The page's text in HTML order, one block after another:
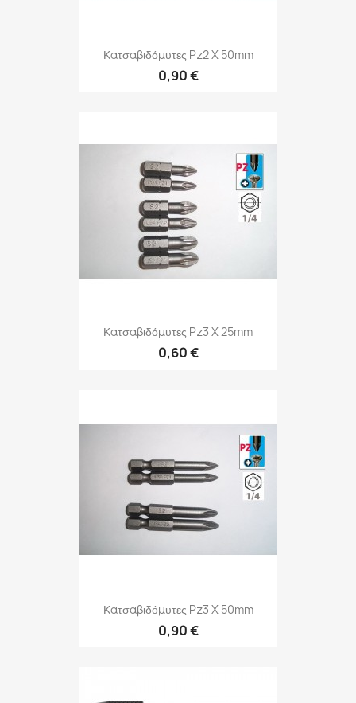
Κατσαβιδόμυτες Pz2 X 50mm
0,90 €
Κατσαβιδόμυτες Pz3 X 25mm
0,60 €
Κατσαβιδόμυτες Pz3 X 50mm
0,90 €